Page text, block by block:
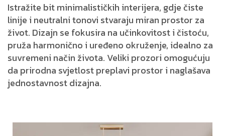
Istražite bitminimalističkih interijera, gdječiste
linije i neutralnitonovi stvaraju miran prostor za
život. Dizajn se fokusira na učinkovitostičistoću,
pruža harmonično i uređeno okruženje, idealno za
suvremeni načinživota. Veliki prozori omogućuju
da prirodna svjetlostpreplavi prostor i naglašava
jednostavnostdizajna.